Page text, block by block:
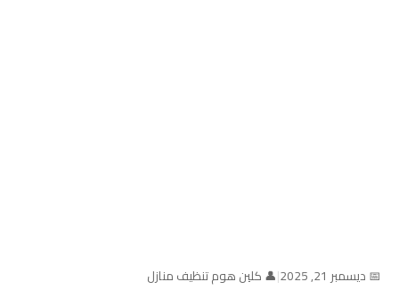
📅 ديسمبر 21, 2025 |👤 كلين هوم تنظيف منازل